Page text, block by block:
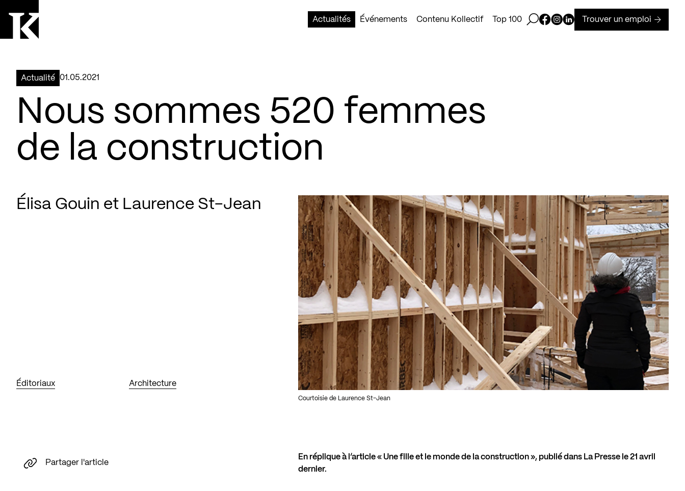
Actualités
Événements Contenu Kollectif Top 100 Ouvrir la barre de recherche
Page Facebook de Kollectif
Page Instagram de Kollectif
Page Linkedin de Kollectif
Trouver un emploi
Actualité 01.05.2021
Nous sommes 520 femmes
de la construction
Élisa Gouin et Laurence St-Jean
Éditoriaux Architecture
Courtoisie de Laurence St-Jean
En réplique à l’article « Une fille et le monde de la construction », publié dans La Presse le 21 avril
dernier.
Partager l'article